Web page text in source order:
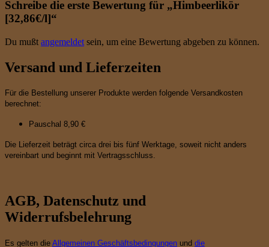
Schreibe die erste Bewertung für „Himbeerlikör
[32,86€/l]“
Du mußt angemeldet sein, um eine Bewertung abgeben zu können.
Versand und Lieferzeiten
Für die Bestellung unserer Produkte werden folgende Versandkosten
berechnet:
Pauschal 8,90 €
Die Lieferzeit beträgt circa drei bis fünf Werktage, soweit nicht anders
vereinbart und beginnt mit Vertragsschluss.
AGB, Datenschutz und
Widerrufsbelehrung
Es gelten die Allgemeinen Geschäftsbedingungen und die